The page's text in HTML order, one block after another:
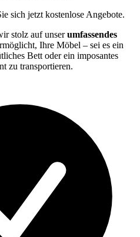
sich jetzt kostenlose Angebote.
stolz auf unserumfassendes
Ihre Möbel – sei es ein
Bett oder ein imposantes
zu transportieren.